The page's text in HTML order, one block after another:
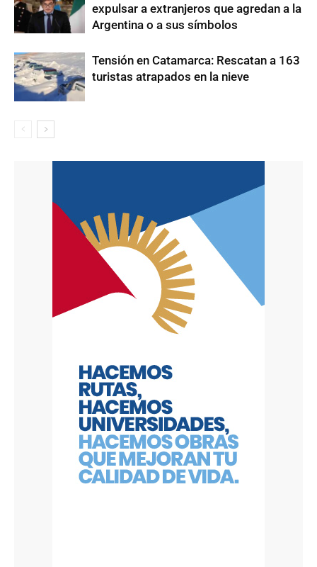
expulsar a extranjeros que agredan a la
Argentina o a sus símbolos
Tensión en Catamarca: Rescatan a 163
turistas atrapados en la nieve